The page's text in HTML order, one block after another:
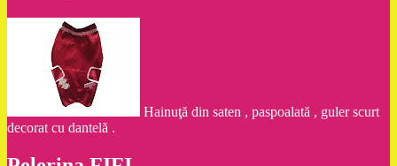
Hainuţă din saten , paspoalată , guler scurt
decorat cu dantelă .